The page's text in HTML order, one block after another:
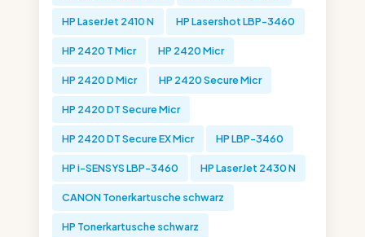
HP LaserJet 2410 N HP Lasershot LBP-3460
HP 2420 T Micr HP 2420 Micr
HP 2420 D Micr HP 2420 Secure Micr
HP 2420 DT Secure Micr
HP 2420 DT Secure EX Micr HP LBP-3460
HP i-SENSYS LBP-3460 HP LaserJet 2430 N
CANON Tonerkartusche schwarz
HP Tonerkartusche schwarz